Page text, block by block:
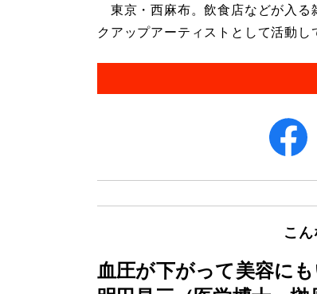
東京・西麻布。飲食店などが入る
クアップアーティストとして活動
こ
血圧が下がって美容に